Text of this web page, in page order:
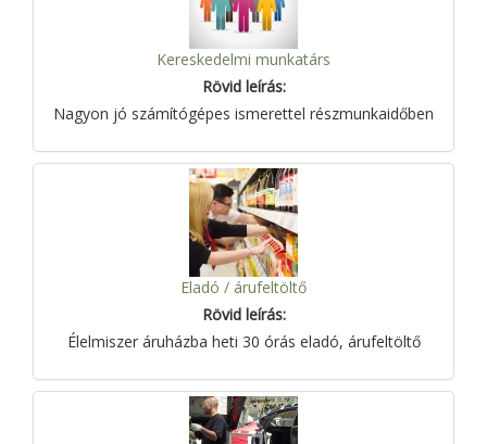
Kereskedelmi munkatárs
Rövid leírás:
Nagyon jó számítógépes ismerettel részmunkaidőben
Eladó / árufeltöltő
Rövid leírás:
Élelmiszer áruházba heti 30 órás eladó, árufeltöltő